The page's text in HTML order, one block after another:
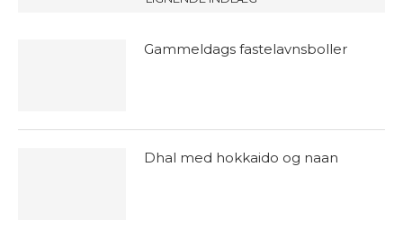
Gammeldags fastelavnsboller
Dhal med hokkaido og naan